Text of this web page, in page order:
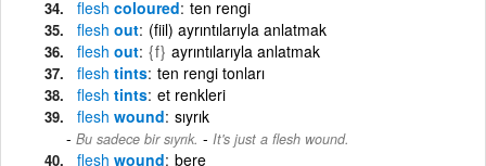
flesh coloured ten rengi
flesh out (fiil) ayrıntılarıyla anlatmak
flesh out {f} ayrıntılarıyla anlatmak
flesh tints ten rengi tonları
flesh tints et renkleri
flesh wound sıyrık
Bu sadece bir sıyrık. - It's just a flesh wound.
flesh wound bere